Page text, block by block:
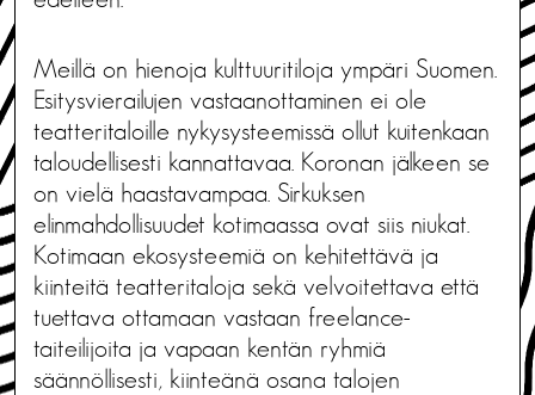
Meillä on hienoja kulttuuritiloja ympäri Suomen.
Esitysvierailujen vastaanottaminen ei ole
teatteritaloille nykysysteemissä ollut kuitenkaan
taloudellisesti kannattavaa. Koronan jälkeen se
on vielä haastavampaa. Sirkuksen
elinmahdollisuudet kotimaassa ovat siis niukat.
Kotimaan ekosysteemiä on kehitettävä ja
kiinteitä teatteritaloja sekä velvoitettava että
tuettava ottamaan vastaan freelance-
taiteilijoita ja vapaan kentän ryhmiä
säännöllisesti, kiinteänä osana talojen